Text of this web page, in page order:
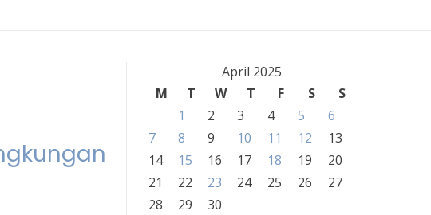
April 2025
M
T W T F S
S
1
2 3 4 5
6
7
8 9 10 11 12
13
14
15 16 17 18 19
20
21
22 23 24 25 26
27
28
29 30